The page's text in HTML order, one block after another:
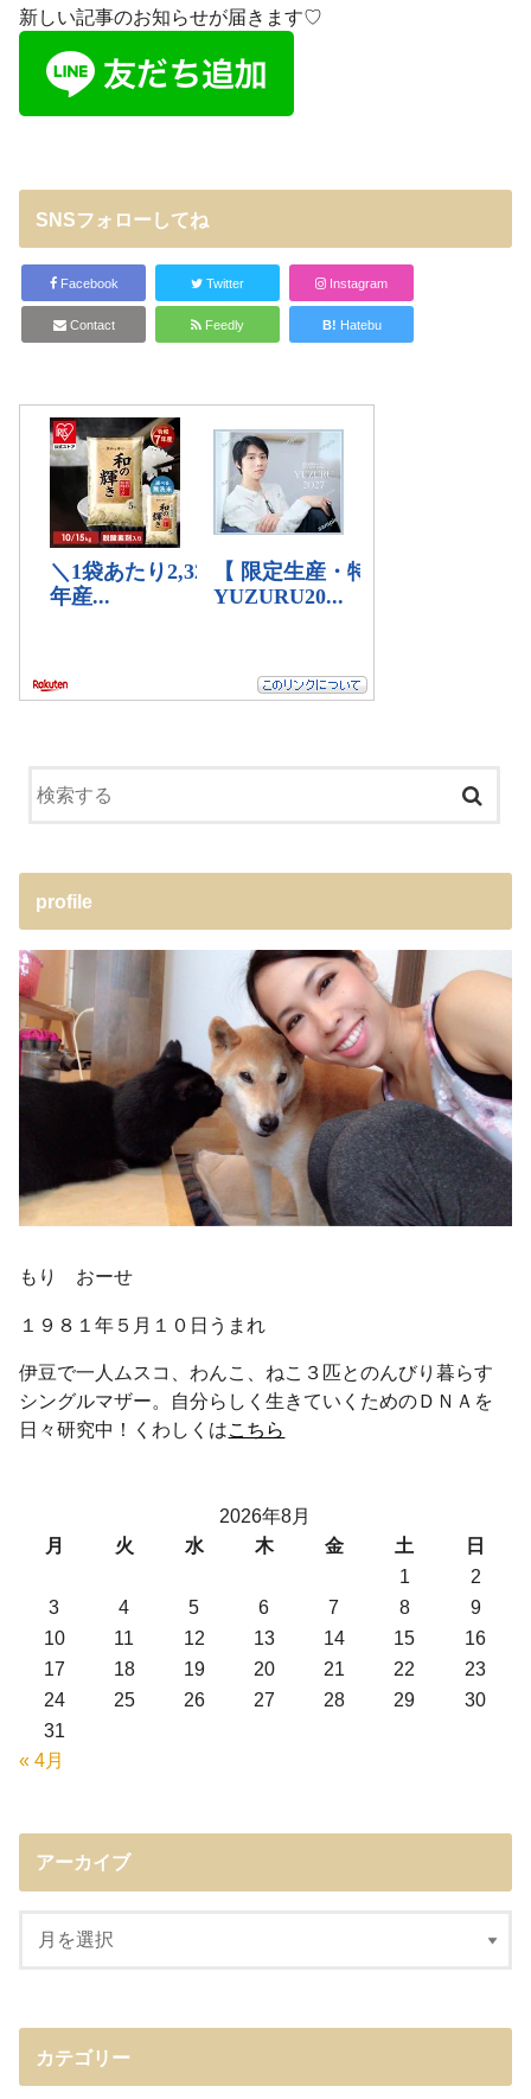
新しい記事のお知らせが届きます♡
SNSフォローしてね
Facebook Twitter Instagram
Contact Feedly B! Hatebu
profile
もり おーせ
１９８１年５月１０日うまれ
伊豆で一人ムスコ、わんこ、ねこ３匹とのんびり暮らす
シングルマザー。自分らしく生きていくためのＤＮＡを
日々研究中！くわしくはこちら
2026年8月
月
火 水 木 金 土
日
1
2
3
4 5 6 7 8
9
10
11 12 13 14 15
16
17
18 19 20 21 22
23
24
25 26 27 28 29
30
31
« 4月
アーカイブ
カテゴリー